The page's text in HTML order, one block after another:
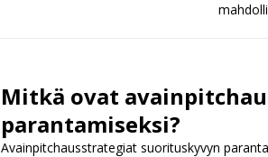
Mitkä ovat
parantamiseksi?
Avainpitchausstrategiat suorituskyvyn